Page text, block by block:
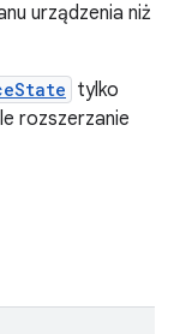
urządzenia niż
tylko
rozszerzanie